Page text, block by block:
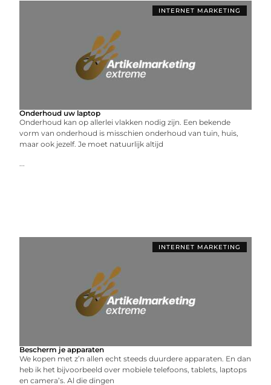
INTERNET MARKETING
Onderhoud uw laptop
Onderhoud kan op allerlei vlakken nodig zijn. Een bekende
vorm van onderhoud is misschien onderhoud van tuin, huis,
maar ook jezelf. Je moet natuurlijk altijd
...
INTERNET MARKETING
Bescherm je apparaten
We kopen met z’n allen echt steeds duurdere apparaten. En dan
heb ik het bijvoorbeeld over mobiele telefoons, tablets, laptops
en camera’s. Al die dingen